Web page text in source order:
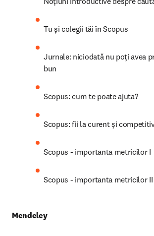
Tu și colegii tăi în Scopus
Jurnale: niciodată nu poți avea
bun
Scopus: cum te poate ajuta?
Scopus: fii la curent și
Scopus - importanta metricilor I
Scopus - importanta metricilor II
Mendeley